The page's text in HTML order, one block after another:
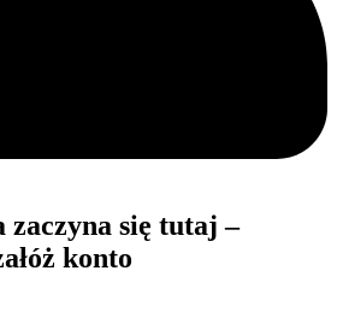
zaczyna się tutaj –
konto